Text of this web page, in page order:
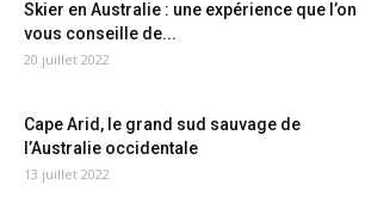
Skier en Australie : une expérience que l’on
vous conseille de...
20 juillet 2022
Cape Arid, le grand sud sauvage de
l’Australie occidentale
13 juillet 2022